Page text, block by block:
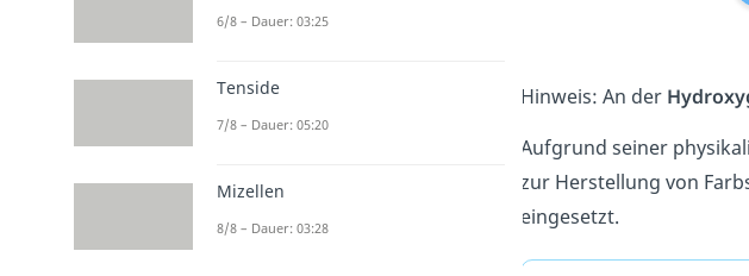
Hinweis: An der
Aufgrund seiner
zur Herstellung von
eingesetzt.
6/8 – Dauer: 03:25
Tenside
7/8 – Dauer: 05:20
Mizellen
8/8 – Dauer: 03:28